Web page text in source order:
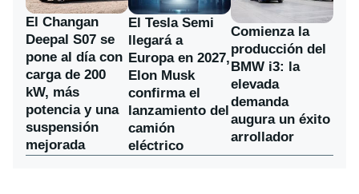
El Changan
Deepal S07 se
pone al día con
carga de 200
kW, más
potencia y una
suspensión
mejorada
El Tesla Semi
llegará a
Europa en 2027,
Elon Musk
confirma el
lanzamiento del
camión
eléctrico
Comienza la
producción del
BMW i3: la
elevada
demanda
augura un éxito
arrollador